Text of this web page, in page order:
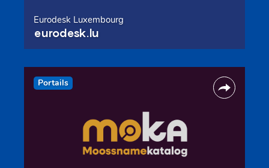
Eurodesk Luxembourg
eurodesk.lu
Portails